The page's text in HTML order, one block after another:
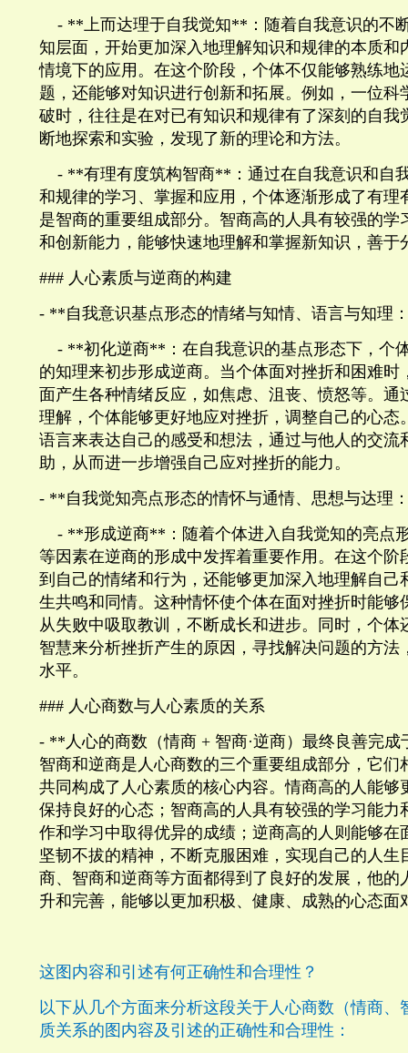
- **上而达理于自我觉知** ：随着自我意识的不
知层面，开始更加深入地理解知识和规律的本质和
情境下的应用。在这个阶段，个体不仅能够熟练地
题，还能够对知识进行创新和拓展。例如，一位科
破时，往往是在对已有知识和规律有了深刻的自我
断地探索和实验，发现了新的理论和方法。
- **有理有度筑构智商** ：通过在自我意识和自
和规律的学习、掌握和应用，个体逐渐形成了有理
是智商的重要组成部分。智商高的人具有较强的学
和创新能力，能够快速地理解和掌握新知识，善于
### 人心素质与逆商的构建
- **自我意识基点形态的情绪与知情、语言与知理
- **初化逆商** ：在自我意识的基点形态下，个
的知理来初步形成逆商。当个体面对挫折和困难时
面产生各种情绪反应，如焦虑、沮丧、愤怒等。通
理解，个体能够更好地应对挫折，调整自己的心态
语言来表达自己的感受和想法，通过与他人的交流
助，从而进一步增强自己应对挫折的能力。
- **自我觉知亮点形态的情怀与通情、思想与达理
- **形成逆商** ：随着个体进入自我觉知的亮点
等因素在逆商的形成中发挥着重要作用。在这个阶
到自己的情绪和行为，还能够更加深入地理解自己
生共鸣和同情。这种情怀使个体在面对挫折时能够
从失败中吸取教训，不断成长和进步。同时，个体
智慧来分析挫折产生的原因，寻找解决问题的方法
水平。
### 人心商数与人心素质的关系
- ** 人心的商数（情商 + 智商·逆商）最终良善完成
智商和逆商是人心商数的三个重要组成部分，它们
共同构成了人心素质的核心内容。情商高的人能够
保持良好的心态；智商高的人具有较强的学习能力
作和学习中取得优异的成绩；逆商高的人则能够在
坚韧不拔的精神，不断克服困难，实现自己的人生
商、智商和逆商等方面都得到了良好的发展，他的
升和完善，能够以更加积极、健康、成熟的心态面
这图内容和引述有何正确性和合理性？
以下从几个方面来分析这段关于人心商数（情商、
质关系的图内容及引述的正确性和合理性：